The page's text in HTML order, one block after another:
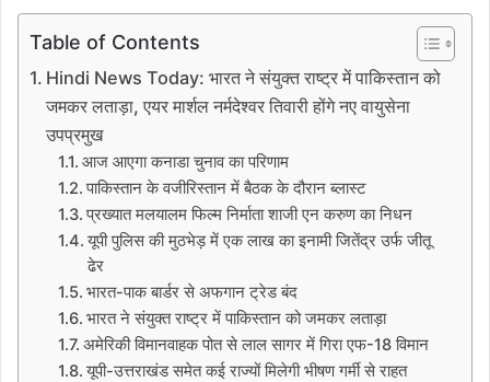
Table of Contents
Hindi News Today: भारत ने संयुक्त राष्ट्र में पाकिस्तान को
जमकर लताड़ा, एयर मार्शल नर्मदेश्वर तिवारी होंगे नए वायुसेना
उपप्रमुख
आज आएगा कनाडा चुनाव का परिणाम
पाकिस्तान के वजीरिस्तान में बैठक के दौरान ब्लास्ट
प्रख्यात मलयालम फिल्म निर्माता शाजी एन करुण का निधन
यूपी पुलिस की मुठभेड़ में एक लाख का इनामी जितेंद्र उर्फ जीतू
ढेर
भारत-पाक बार्डर से अफगान ट्रेड बंद
भारत ने संयुक्त राष्ट्र में पाकिस्तान को जमकर लताड़ा
अमेरिकी विमानवाहक पोत से लाल सागर में गिरा एफ-18 विमान
यूपी-उत्तराखंड समेत कई राज्यों मिलेगी भीषण गर्मी से राहत